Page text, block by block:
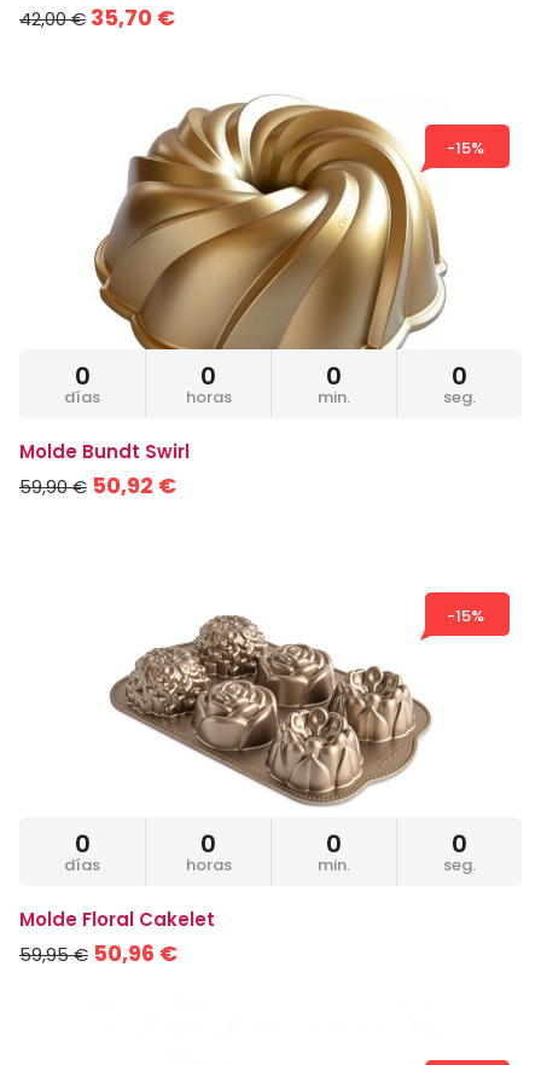
42,00 € 35,70 €
-15%
0
días
0
horas
0
min.
0
seg.
Molde Bundt Swirl
59,90 € 50,92 €
-15%
0
días
0
horas
0
min.
0
seg.
Molde Floral Cakelet
59,95 € 50,96 €